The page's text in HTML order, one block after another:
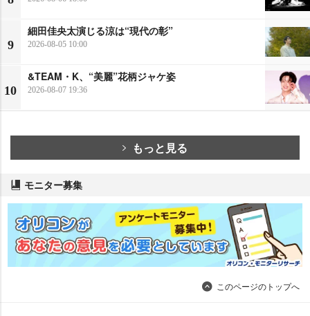
9
細田佳央太演じる涼は“現代の彰”
2026-08-05 10:00
10
&TEAM・K、“美麗”花柄ジャケ姿
2026-08-07 19:36
もっと見る
モニター募集
このページのトップへ